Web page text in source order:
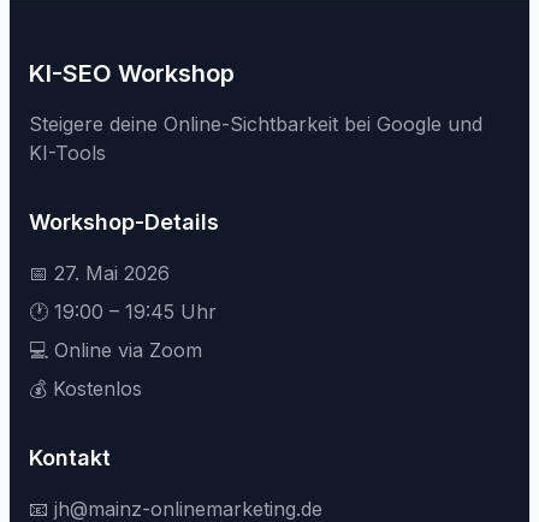
KI-SEO Workshop
Steigere deine Online-Sichtbarkeit bei Google und
KI-Tools
Workshop-Details
📅 27. Mai 2026
🕐 19:00 – 19:45 Uhr
💻 Online via Zoom
💰 Kostenlos
Kontakt
📧 jh@mainz-onlinemarketing.de